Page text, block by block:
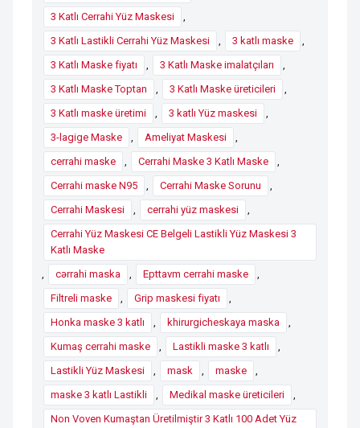
3 Katlı Cerrahi Yüz Maskesi
,
3 Katlı Lastikli Cerrahi Yüz Maskesi
, 3 katlı maske
,
3 Katlı Maske fiyatı
, 3 Katlı Maske imalatçıları
,
3 Katlı Maske Toptan
, 3 Katlı Maske üreticileri
,
3 Katlı maske üretimi
, 3 katlı Yüz maskesi
,
3-lagige Maske
, Ameliyat Maskesi
,
cerrahi maske
, Cerrahi Maske 3 Katlı Maske
,
Cerrahi maske N95
, Cerrahi Maske Sorunu
,
Cerrahi Maskesi
, cerrahi yüz maskesi
,
Cerrahi Yüz Maskesi CE Belgeli Lastikli Yüz Maskesi 3
Katlı Maske
,
cərrahi maska , Epttavm cerrahi maske
,
Filtreli maske
, Grip maskesi fiyatı
,
Honka maske 3 katlı
, khirurgicheskaya maska
,
Kumaş cerrahi maske
, Lastikli maske 3 katlı
,
Lastikli Yüz Maskesi
, mask , maske
,
maske 3 katlı Lastikli
, Medikal maske üreticileri
,
Non Voven Kumaştan Üretilmiştir 3 Katlı 100 Adet Yüz